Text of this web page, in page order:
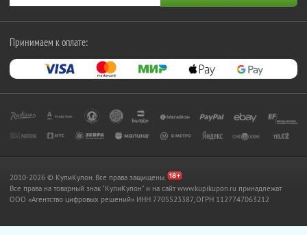
Принимаем к оплате:
2010-2026 © КупиКупон. Все права защищены.
Все права на товарный знак "КупиКупон" и на сайт www.kupikupon.ru принадлежат
OOO «Агентство цифровых решений» ИНН 7705523387, ОГРН 1127747063212